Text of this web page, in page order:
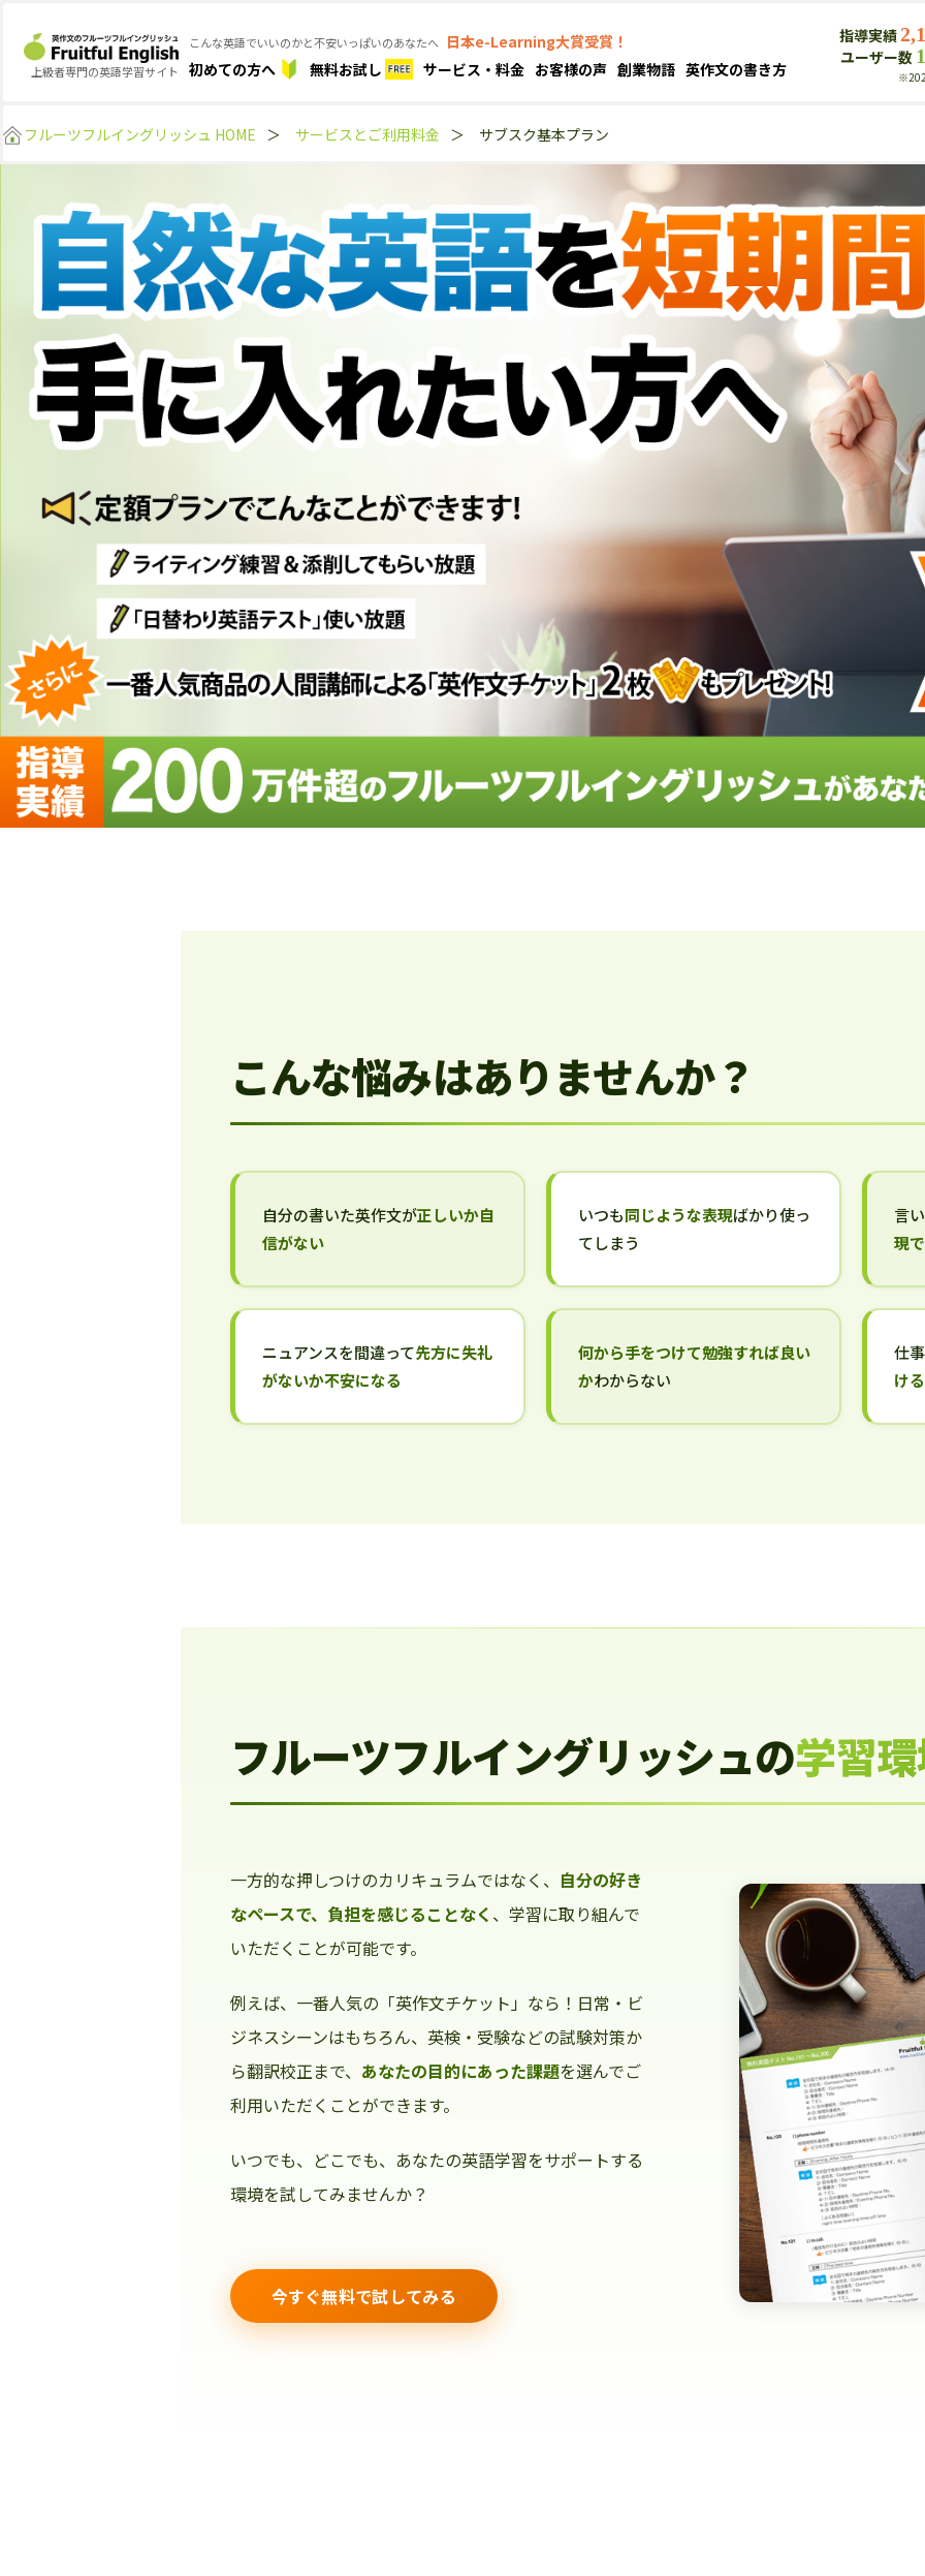
上級者専門の英語学習サイト
こんな英語でいいのかと不安いっぱいのあなたへ 日本e-Learning大賞受賞！
初めての方へ
無料お試し サービス・料金 お客様の声 創業物語 英作文の書き方
指導実績
ユーザー数
フルーツフルイングリッシュ HOME ＞ サービスとご利用料金 ＞ サブスク基本プラン
こんな悩みはありませんか？
自分の書いた英作文が正しいか自
信がない
いつも同じような表現ばかり使っ
てしまう
言
現
ニュアンスを間違って先方に失礼
がないか不安になる
何から手をつけて勉強すれば良い
かわからない
仕
け
フルーツフルイングリッシュの学習
一方的な押しつけのカリキュラムではなく、 自分の好き
なペースで、負担を感じることなく 、学習に取り組んで
いただくことが可能です。
例えば、一番人気の「英作文チケット」なら！日常・ビ
ジネスシーンはもちろん、英検・受験などの試験対策か
ら翻訳校正まで、 あなたの目的にあった課題を選んでご
利用いただくことができます。
いつでも、どこでも、あなたの英語学習をサポートする
環境を試してみませんか？
今すぐ無料で試してみる